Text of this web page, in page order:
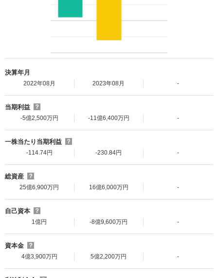
決算年月
2022年08月 2023年08月 -
当期利益
？
-5億2,500万円
-11億6,400万円 -
一株当たり当期利益
？
-114.74円
-230.84円 -
総資産
？
25億6,900万円
16億6,000万円 -
自己資本
？
1億円
-8億9,600万円 -
資本金
？
4億3,900万円
5億2,200万円 -